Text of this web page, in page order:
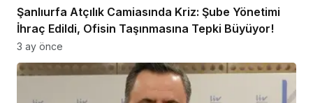
Şanlıurfa Atçılık Camiasında Kriz: Şube Yönetimi
İhraç Edildi, Ofisin Taşınmasına Tepki Büyüyor!
3 ay önce